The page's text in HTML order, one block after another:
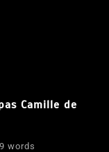
Camille de
words